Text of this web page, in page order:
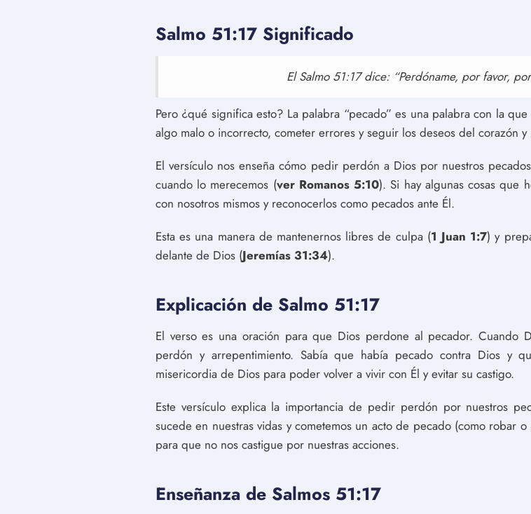
Salmo 51:17 Significado
El Salmo 51:17 dice: “Perdóname, por favor,
Pero ¿qué significa esto? La palabra “pecado” es una palabra con la
algo malo o incorrecto, cometer errores y seguir los deseos del corazón
El versículo nos enseña cómo pedir perdón a Dios por nuestros
cuando lo merecemos (ver Romanos 5:10). Si hay algunas cosas que
con nosotros mismos y reconocerlos como pecados ante Él.
Esta es una manera de mantenernos libres de culpa (1 Juan 1:7) y
delante de Dios (Jeremías 31:34).
Explicación de Salmo 51:17
El verso es una oración para que Dios perdone al pecador. Cuando
perdón y arrepentimiento. Sabía que había pecado contra Dios y
misericordia de Dios para poder volver a vivir con Él y evitar su castigo.
Este versículo explica la importancia de pedir perdón por nuestros
sucede en nuestras vidas y cometemos un acto de pecado (como robar
para que no nos castigue por nuestras acciones.
Enseñanza de Salmos 51:17